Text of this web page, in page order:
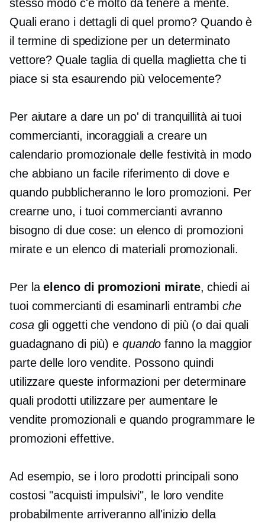
stesso modo c'è molto da tenere a mente.
Quali erano i dettagli di quel promo? Quando è
il termine di spedizione per un determinato
vettore? Quale taglia di quella maglietta che ti
piace si sta esaurendo più velocemente?
Per aiutare a dare un po' di tranquillità ai tuoi
commercianti, incoraggiali a creare un
calendario promozionale delle festività in modo
che abbiano un facile riferimento di dove e
quando pubblicheranno le loro promozioni. Per
crearne uno, i tuoi commercianti avranno
bisogno di due cose: un elenco di promozioni
mirate e un elenco di materiali promozionali.
Per laelenco di promozioni mirate, chiedi ai
tuoi commercianti di esaminarli entrambi che
cosagli oggetti che vendono di più (o dai quali
guadagnano di più) e quando fanno la maggior
parte delle loro vendite. Possono quindi
utilizzare queste informazioni per determinare
quali prodotti utilizzare per aumentare le
vendite promozionali e quando programmare le
promozioni effettive.
Ad esempio, se i loro prodotti principali sono
costosi "acquisti impulsivi", le loro vendite
probabilmente arriveranno all'inizio della